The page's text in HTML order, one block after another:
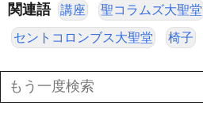
関連語 講座 聖コラムズ大聖堂
セントコロンブス大聖堂 椅子